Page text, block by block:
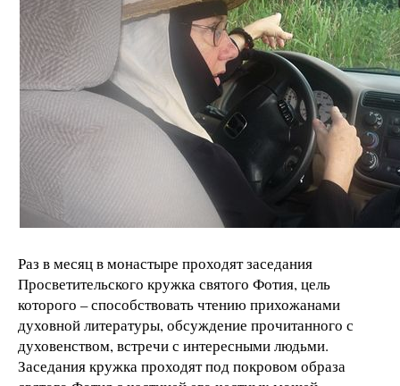
Раз в месяц в монастыре проходят заседания
Просветительского кружка святого Фотия, цель
которого – способствовать чтению прихожанами
духовной литературы, обсуждение прочитанного с
духовенством, встречи с интересными людьми.
Заседания кружка проходят под покровом образа